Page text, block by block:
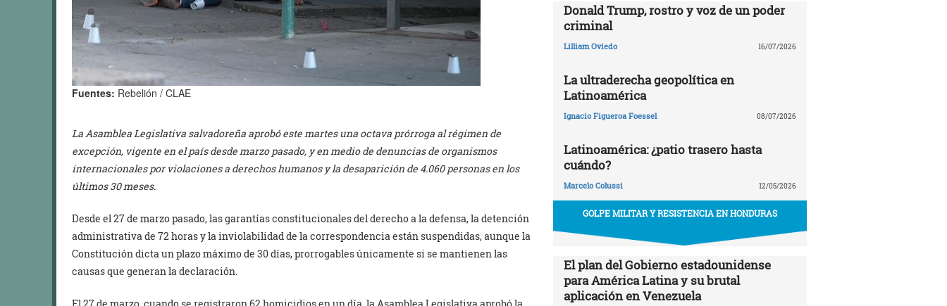
Fuentes: Rebelión / CLAE
La Asamblea Legislativa salvadoreña aprobó este martes una octava prórroga al régimen de
excepción, vigente en el país desde marzo pasado, y en medio de denuncias de organismos
internacionales por violaciones a derechos humanos y la desaparición de 4.060 personas en los
últimos 30 meses.
Desde el 27 de marzo pasado, las garantías constitucionales del derecho a la defensa, la detención
administrativa de 72 horas y la inviolabilidad de la correspondencia están suspendidas, aunque la
Constitución dicta un plazo máximo de 30 días, prorrogables únicamente si se mantienen las
causas que generan la declaración.
El 27 de marzo, cuando se registraron 62 homicidios en un día, la Asamblea Legislativa aprobó la
Donald Trump, rostro y voz de un poder
criminal
Lilliam Oviedo 16/07/2026
La ultraderecha geopolítica en
Latinoamérica
Ignacio Figueroa Foessel 08/07/2026
Latinoamérica: ¿patio trasero hasta
cuándo?
Marcelo Colussi 12/05/2026
GOLPE MILITAR Y RESISTENCIA EN HONDURAS
El plan del Gobierno estadounidense
para América Latina y su brutal
aplicación en Venezuela